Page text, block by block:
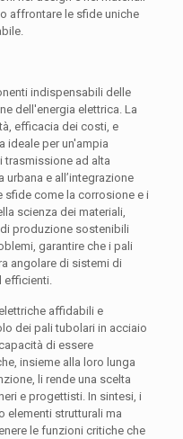
affrontare le sfide uniche
indispensabili delle
dell'energia elettrica. La
efficacia dei costi, e
ideale per un'ampia
trasmissione ad alta
e all’integrazione
sfide come la corrosione e i
scienza dei materiali,
produzione sostenibili
garantire che i pali
angolare di sistemi di
efficienti.
affidabili e
dei pali tubolari in acciaio
di essere
insieme alla loro lunga
li rende una scelta
e progettisti. In sintesi, i
elementi strutturali ma
le funzioni critiche che